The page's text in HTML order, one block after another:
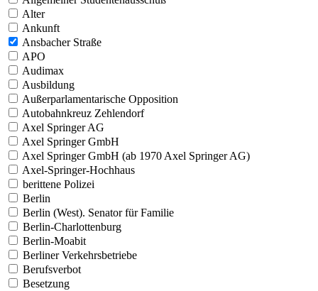
Alter
Ankunft
Ansbacher Straße
APO
Audimax
Ausbildung
Außerparlamentarische Opposition
Autobahnkreuz Zehlendorf
Axel Springer AG
Axel Springer GmbH
Axel Springer GmbH (ab 1970 Axel Springer AG)
Axel-Springer-Hochhaus
berittene Polizei
Berlin
Berlin (West). Senator für Familie
Berlin-Charlottenburg
Berlin-Moabit
Berliner Verkehrsbetriebe
Berufsverbot
Besetzung